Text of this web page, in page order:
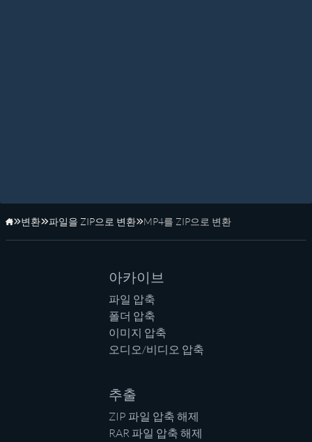
홈페이지
변환 파일을 ZIP으로 변환 MP4를 ZIP으로 변환
아카이브
파일 압축
폴더 압축
이미지 압축
오디오/비디오 압축
추출
ZIP 파일 압축 해제
RAR 파일 압축 해제